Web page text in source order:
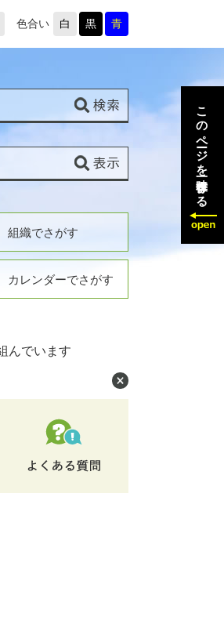
色合い 白 黒 青
組織でさがす
カレンダーでさがす
んでいます
このページを一時保存する